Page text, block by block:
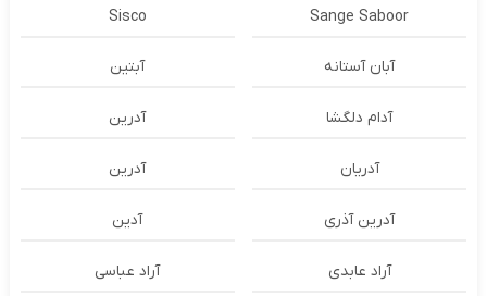
Sange Saboor
Sisco
آبان آستانه آبتین
آدام دلگشا آدرين
آدریان آدرین
آدرین آذری آدین
آراد عابدی آراد عباسی